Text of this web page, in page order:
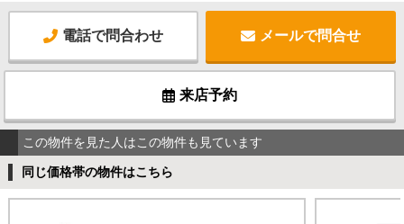
電話で問合わせ メールで問合せ
来店予約
この物件を見た人はこの物件も見ています
同じ価格帯の物件はこちら